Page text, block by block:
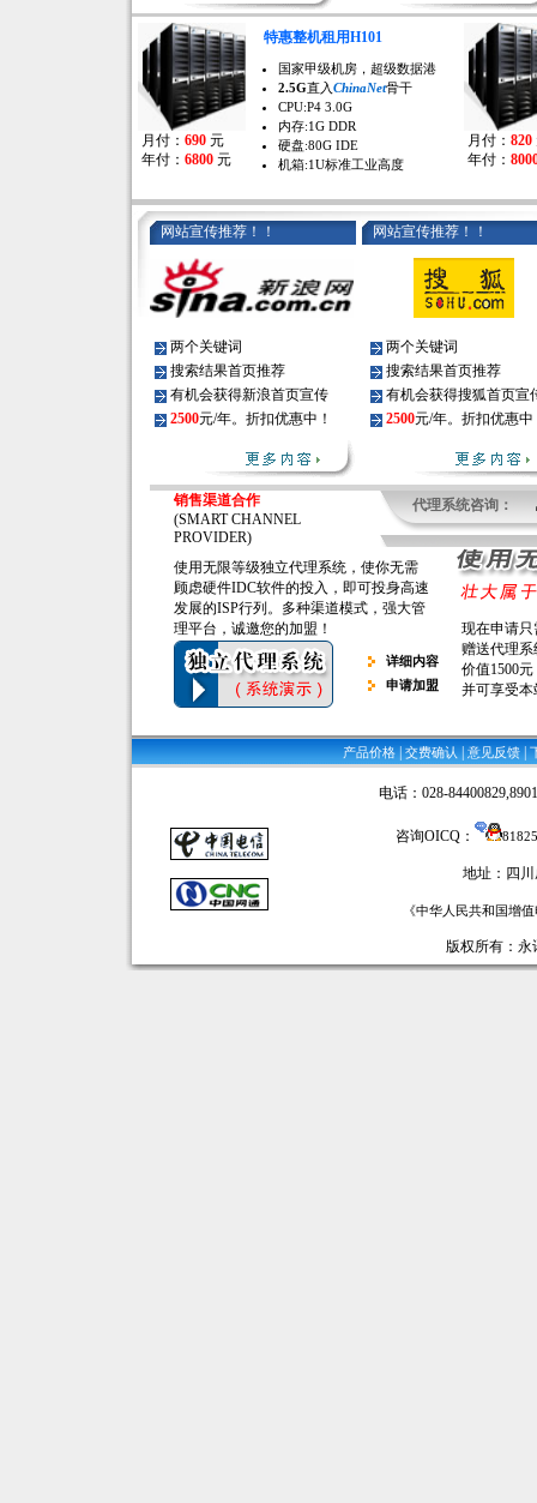
月付： 690 元
年付： 6800 元
特惠整机租用H101
月付： 820
年付：
国家甲级机房，超级数据港
2.5G直入ChinaNet骨干
CPU:P4 3.0G
内存:1G DDR
硬盘:80G IDE
机箱:1U标准工业高度
网站宣传推荐！！ 网站宣传推荐！！
两个关键词
搜索结果首页推荐
有机会获得新浪首页宣传
2500元/年。折扣优惠中！
两个关键词
搜索结果首页推荐
有机会获得搜狐首页宣
2500元/年。折扣优惠中
销售渠道合作
(SMART CHANNEL
PROVIDER)
代理系统咨询：
使用无限等级独立代理系统，使你无需
顾虑硬件IDC软件的投入，即可投身高速
发展的ISP行列。多种渠道模式，强大管
理平台，诚邀您的加盟！
详细内容
申请加盟
现在申请只
赠送代理
价值1500元
并可享受
产品价格 | 交费确认 | 意见反馈 |
电话：028-
咨询OICQ：
地址：四
《中华人民共和国增
版权所有：永